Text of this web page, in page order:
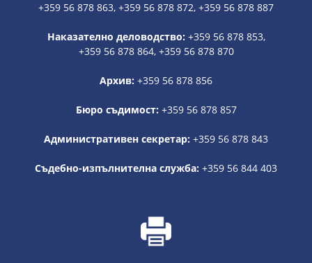
+359 56 878 863, +359 56 878 872, +359 56 878 887
Наказателно деловодство: +359 56 878 853,
+359 56 878 864, +359 56 878 870
Архив: +359 56 878 856
Бюро съдимост: +359 56 878 857
Административен секретар: +359 56 878 843
Съдебно-изпълнителна служба: +359 56 844 403